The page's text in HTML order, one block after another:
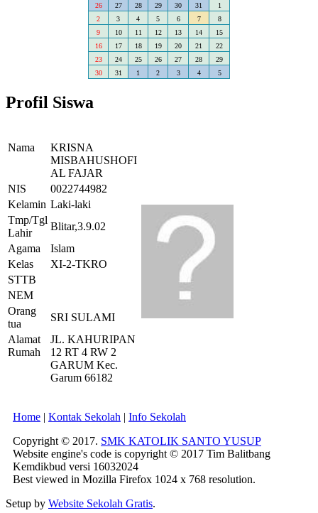
26 27 28 29 30 31
1
2
3 4 5 6 7
8
9
10 11 12 13 14
15
16
17 18 19 20 21
22
23
24 25 26 27 28
29
30
31 1 2 3 4 5
Profil Siswa
Nama
KRISNA
MISBAHUSHOFI
AL FAJAR
NIS
0022744982
Kelamin Laki-laki
Tmp/Tgl
Lahir
Blitar,3.9.02
Agama
Islam
Kelas
XI-2-TKRO
STTB
NEM
Orang
tua
SRI SULAMI
Alamat
Rumah
JL. KAHURIPAN
12 RT 4 RW 2
GARUM Kec.
Garum 66182
Home | Kontak Sekolah | Info Sekolah
Copyright © 2017. SMK KATOLIK SANTO YUSUP
Website engine's code is copyright © 2017 Tim Balitbang
Kemdikbud versi 16032024
Best viewed in Mozilla Firefox 1024 x 768 resolution.
Setup by Website Sekolah Gratis.